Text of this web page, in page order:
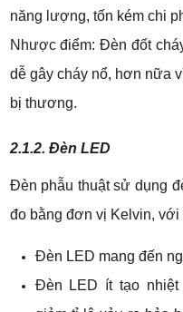
năng lượng, tốn kém chi
Nhược điểm: Đèn đốt
dễ gây cháy nổ, hơn nữa
bị thương.
2.1.2. Đèn LED
Đèn phẫu thuật sử dụng
đo bằng đơn vị Kelvin,
Đèn LED mang đến
Đèn LED ít tạo